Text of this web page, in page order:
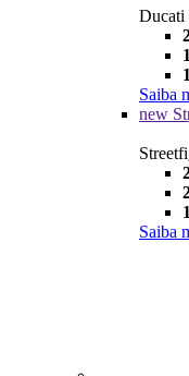
Ducati
Saiba
new
Saiba